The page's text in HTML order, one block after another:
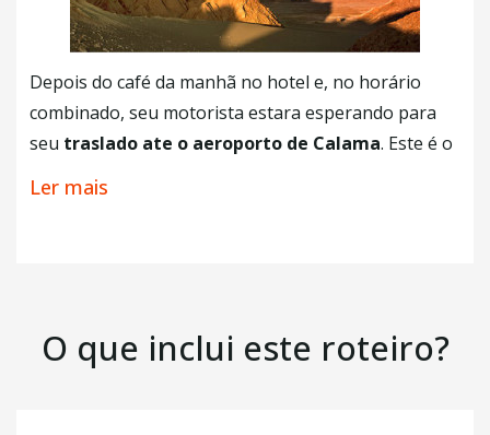
opcional no próprio lugar, já que dependerá muito
+ Café da Manhã
Depois do café da manhã no hotel e, no horário
combinado, seu motorista estara esperando para
seu traslado ate o aeroporto de Calama. Este é o
fim dos nossos serviços. Se quiser,
Ler mais
O que inclui este roteiro?